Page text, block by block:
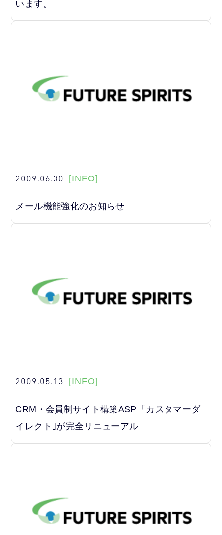
います。
2009.06.30 [INFO]
メール機能強化のお知らせ
2009.05.13 [INFO]
CRM・会員制サイト構築ASP「カスタマーダ
イレクト｣が完全リニューアル